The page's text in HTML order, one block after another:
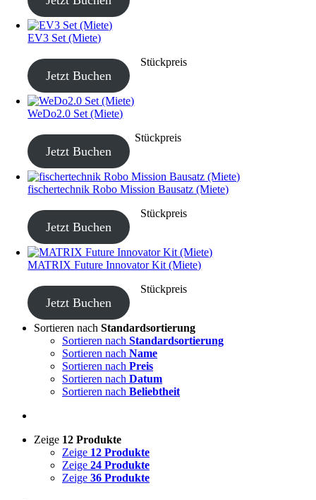
EV3 Set (Miete)
CHF40.00–CHF190.00 Stückpreis
Jetzt Buchen
WeDo2.0 Set (Miete)
CHF20.00–CHF80.00 Stückpreis
Jetzt Buchen
fischertechnik Robo Mission Bausatz (Miete)
CHF40.00–CHF190.00 Stückpreis
Jetzt Buchen
MATRIX Future Innovator Kit (Miete)
CHF40.00–CHF190.00 Stückpreis
Jetzt Buchen
Sortieren nach Standardsortierung
Sortieren nach Standardsortierung
Sortieren nach Name
Sortieren nach Preis
Sortieren nach Datum
Sortieren nach Beliebtheit
Zeige 12 Produkte
Zeige 12 Produkte
Zeige 24 Produkte
Zeige 36 Produkte